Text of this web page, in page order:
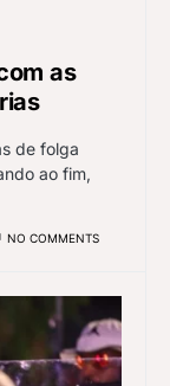
as
de folga
ao fim,
NO COMMENTS